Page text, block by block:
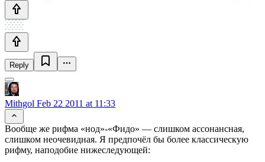
Reply
Mithgol Feb 22 2011 at 11:33
Вообще же рифма «нод»-«Фидо» — слишком ассонансная,
слишком неочевидная. Я предпочёл бы более классическую
рифму, наподобие нижеследующей: